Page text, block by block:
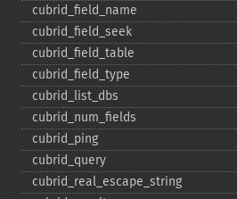
cubrid_​field_​name
cubrid_​field_​seek
cubrid_​field_​table
cubrid_​field_​type
cubrid_​list_​dbs
cubrid_​num_​fields
cubrid_​ping
cubrid_​query
cubrid_​real_​escape_​string